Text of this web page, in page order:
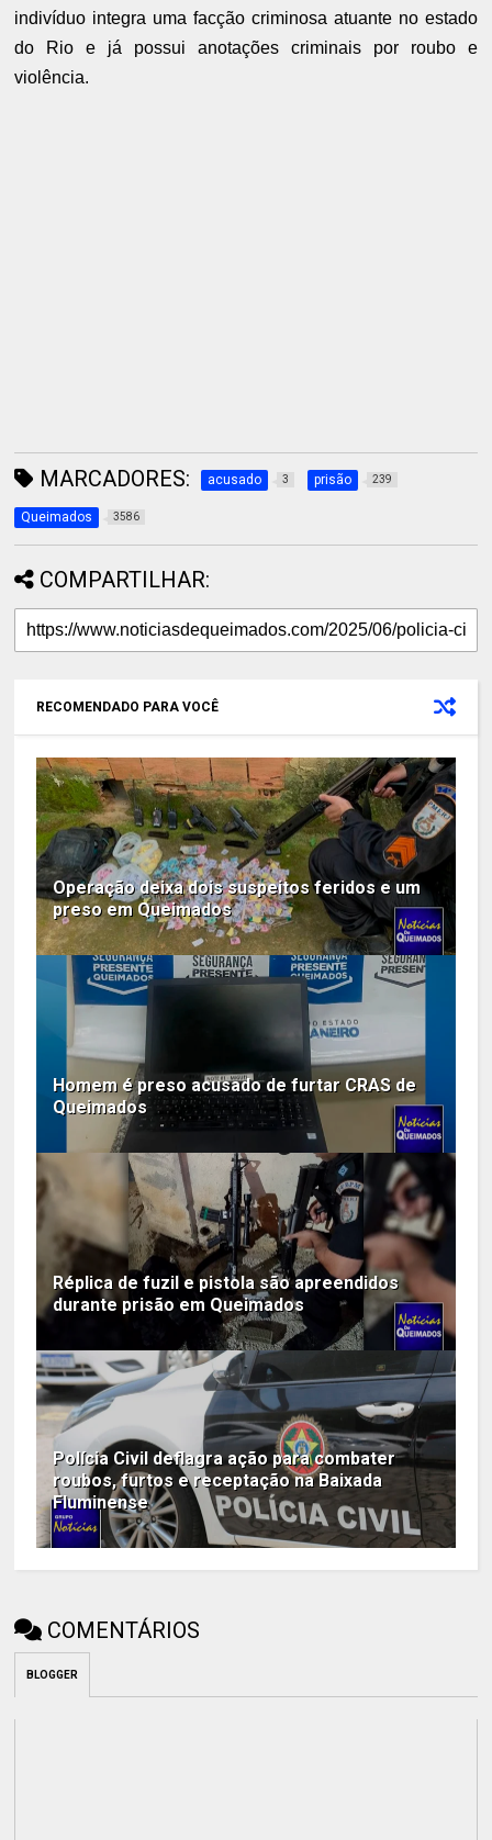
indivíduo integra uma facção criminosa atuante no estado
do Rio e já possui anotações criminais por roubo e
violência.
MARCADORES: acusado 3 prisão 239
Queimados 3586
COMPARTILHAR:
RECOMENDADO PARA VOCÊ
Operação deixa dois suspeitos feridos e um
preso em Queimados
Homem é preso acusado de furtar CRAS de
Queimados
Réplica de fuzil e pistola são apreendidos
durante prisão em Queimados
Polícia Civil deflagra ação para combater
roubos, furtos e receptação na Baixada
Fluminense
COMENTÁRIOS
BLOGGER